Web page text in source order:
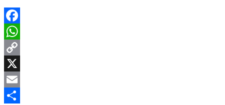
Facebook
WhatsApp
Copy
Link
X
Email